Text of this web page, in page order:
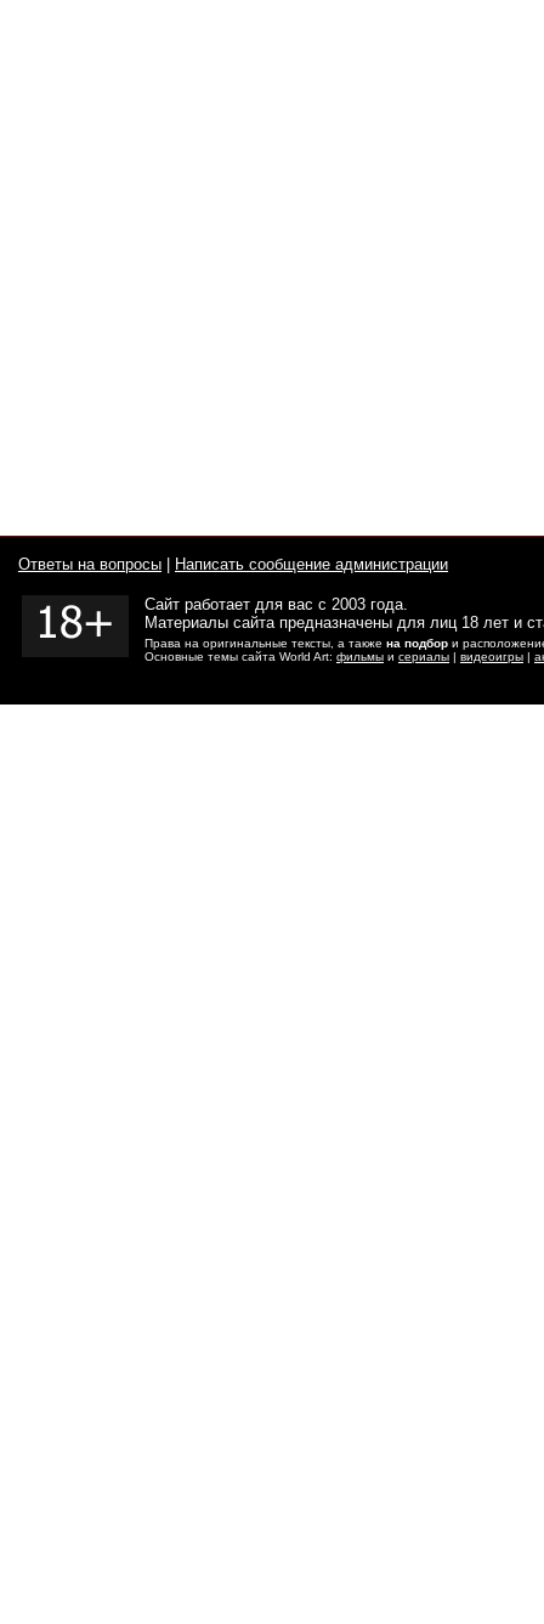
Ответы на вопросы Написать сообщение администрации
Сайт работает для вас с 2003 года.
Материалы сайта предназначены для лиц 18 лет и
Права на оригинальные тексты, а также на подбор и
Основные темы сайта World Art: фильмы и сериалы | видеоигры |